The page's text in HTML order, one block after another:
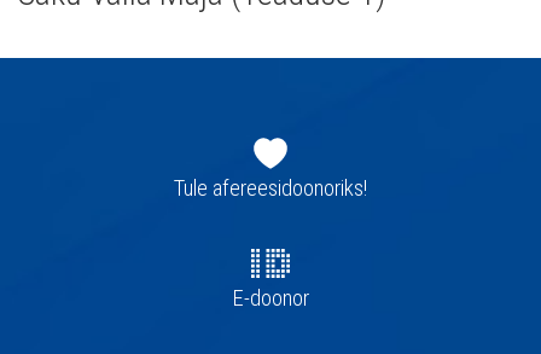
navigatsioonTule afereesidoonoriks!
E-doonor